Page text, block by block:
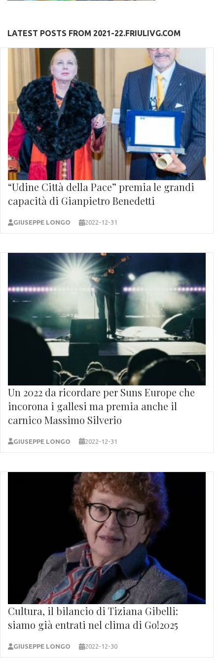
LATEST POSTS FROM 2021-22.FRIULIVG.COM
“Udine Città della Pace” premia le grandi
capacità di Gianpietro Benedetti
GIUSEPPE LONGO 2022-12-31
Un 2022 da ricordare per Suns Europe che
incorona i gallesi ma premia anche il
carnico Massimo Silverio
GIUSEPPE LONGO 2022-12-31
Cultura, il bilancio di Tiziana Gibelli:
siamo già entrati nel clima di Go!2025
GIUSEPPE LONGO 2022-12-30